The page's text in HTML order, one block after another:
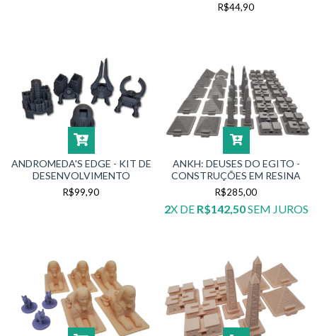
R$44,90
ANDROMEDA'S EDGE - KIT DE
DESENVOLVIMENTO
R$99,90
ANKH: DEUSES DO EGITO -
CONSTRUÇÕES EM RESINA
R$285,00
2X DE R$142,50SEM JUROS